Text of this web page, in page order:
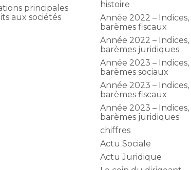
principales
aux sociétés
histoire
Année 2022 –
barèmes fiscaux
Année 2022 –
barèmes juridiques
Année 2023 –
barèmes sociaux
Année 2023 –
barèmes fiscaux
Année 2023 –
barèmes juridiques
chiffres
Actu Sociale
Actu Juridique